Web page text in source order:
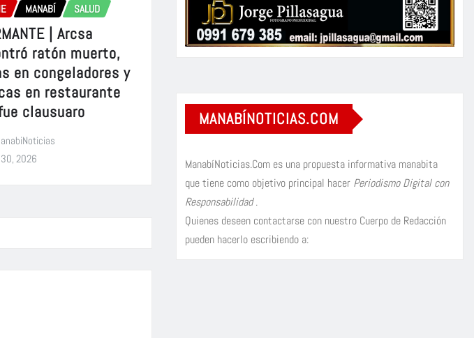
MANABÍ SALUD
| Arcsa
ratón muerto,
en congeladores y
en restaurante
clausuaro
2026
MANABÍNOTICIAS.COM
ManabíNoticias.Com es una propuesta informativa manabita
que tiene como objetivo principal hacer Periodismo Digital con
Responsabilidad.
Quienes deseen contactarse con nuestro Cuerpo de Redacción
pueden hacerlo escribiendo a: